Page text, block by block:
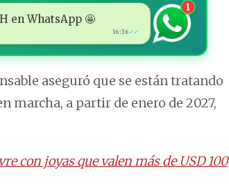
en WhatsApp 🤩
16:36 ✓✓
1
aseguró que se están tratando
marcha, a partir de enero de 2027,
con joyas que valen más de USD 100